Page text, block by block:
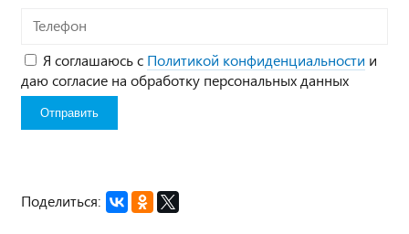
Телефон
Я соглашаюсь с Политикой конфиденциальности и
даю согласие на обработку персональных данных
Поделиться: